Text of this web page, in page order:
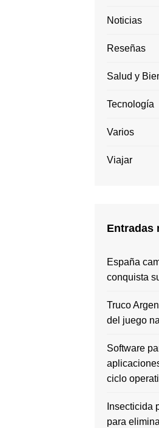
Noticias
Reseñas
Salud y
Tecnología
Varios
Viajar
Entradas
España
conquista
Truco
del juego
Software
ciclo
Insecticida
para